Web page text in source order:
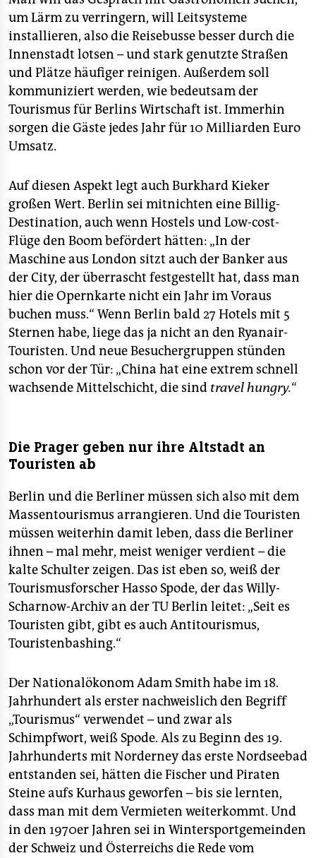
um Lärm zu verringern, will Leitsysteme
installieren, also die Reisebusse besser durch die
Innenstadt lotsen – und stark genutzte Straßen
und Plätze häufiger reinigen. Außerdem soll
kommuniziert werden, wie bedeutsam der
Tourismus für Berlins Wirtschaft ist. Immerhin
sorgen die Gäste jedes Jahr für 10 Milliarden Euro
Umsatz.
Auf diesen Aspekt legt auch Burkhard Kieker
großen Wert. Berlin sei mitnichten eine Billig-
Destination, auch wenn Hostels und Low-cost-
Flüge den Boom befördert hätten: „In der
Maschine aus London sitzt auch der Banker aus
der City, der überrascht festgestellt hat, dass man
hier die Opernkarte nicht ein Jahr im Voraus
buchen muss.“ Wenn Berlin bald 27 Hotels mit 5
Sternen habe, liege das ja nicht an den Ryanair-
Touristen. Und neue Besuchergruppen stünden
schon vor der Tür: „China hat eine extrem schnell
wachsende Mittelschicht, die sind travel hungry.“
Die Prager geben nur ihre Altstadt an
Touristen ab
Berlin und die Berliner müssen sich also mit dem
Massentourismus arrangieren. Und die Touristen
müssen weiterhin damit leben, dass die Berliner
ihnen – mal mehr, meist weniger verdient – die
kalte Schulter zeigen. Das ist eben so, weiß der
Tourismusforscher Hasso Spode, der das Willy-
Scharnow-Archiv an der TU Berlin leitet: „Seit es
Touristen gibt, gibt es auch Antitourismus,
Touristenbashing.“
Der Nationalökonom Adam Smith habe im 18.
Jahrhundert als erster nachweislich den Begriff
„Tourismus“ verwendet – und zwar als
Schimpfwort, weiß Spode. Als zu Beginn des 19.
Jahrhunderts mit Norderney das erste Nordseebad
entstanden sei, hätten die Fischer und Piraten
Steine aufs Kurhaus geworfen – bis sie lernten,
dass man mit dem Vermieten weiterkommt. Und
in den 1970er Jahren sei in Wintersportgemeinden
der Schweiz und Österreichs die Rede vom